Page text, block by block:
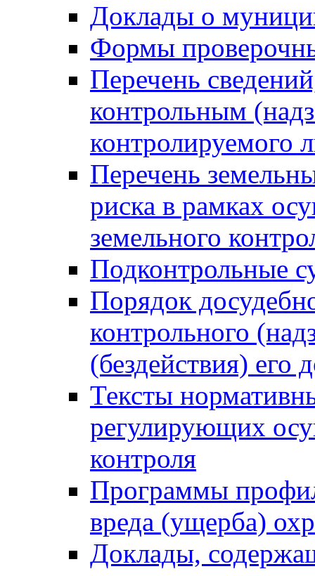
Доклады о
Формы
Перечень
контрольным
контролируемого
Перечень
риска в рамках
земельного
Подконтрольные
Порядок
контрольного
(бездействия)
Тексты
регулирующих
контроля
Программы
вреда (ущерба)
Доклады,